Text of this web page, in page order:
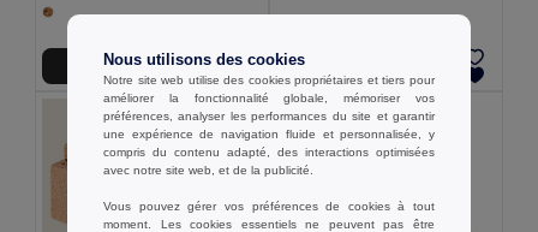
Ajouter au Panier Ajouter au Panier
Nous utilisons des cookies
Notre site web utilise des cookies propriétaires et tiers pour
améliorer la fonctionnalité globale, mémoriser vos
préférences, analyser les performances du site et garantir
une expérience de navigation fluide et personnalisée, y
compris du contenu adapté, des interactions optimisées
avec notre site web, et de la publicité.
Vous pouvez gérer vos préférences de cookies à tout
moment. Les cookies essentiels ne peuvent pas être